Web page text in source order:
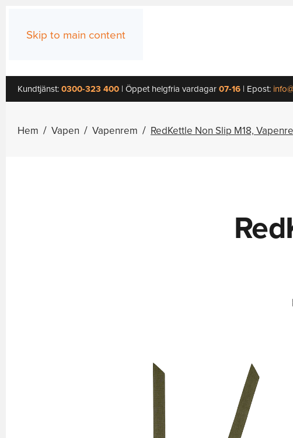
Skip to main content
Kundtjänst:0300-323 400 | Öppet helgfria vardagar07-16 | Epost:
Hem Vapen Vapenrem RedKettle Non Slip M18,